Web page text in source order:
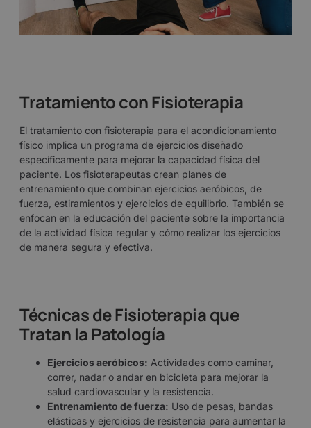
Tratamiento con Fisioterapia
El tratamiento con fisioterapia para el acondicionamiento
físico implica un programa de ejercicios diseñado
específicamente para mejorar la capacidad física del
paciente. Los fisioterapeutas crean planes de
entrenamiento que combinan ejercicios aeróbicos, de
fuerza, estiramientos y ejercicios de equilibrio. También se
enfocan en la educación del paciente sobre la importancia
de la actividad física regular y cómo realizar los ejercicios
de manera segura y efectiva.
Técnicas de Fisioterapia que
Tratan la Patología
Ejercicios aeróbicos: Actividades como caminar,
correr, nadar o andar en bicicleta para mejorar la
salud cardiovascular y la resistencia.
Entrenamiento de fuerza: Uso de pesas, bandas
elásticas y ejercicios de resistencia para aumentar la